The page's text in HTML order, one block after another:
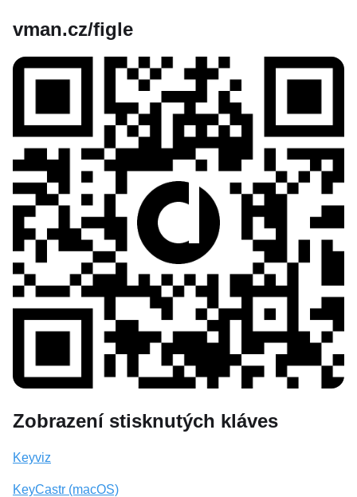
vman.cz/figle
Zobrazení stisknutých kláves
Keyviz
KeyCastr (macOS)